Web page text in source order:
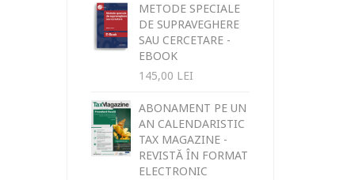
METODE SPECIALE
DE SUPRAVEGHERE
SAU CERCETARE -
EBOOK
145,00 LEI
ABONAMENT PE UN
AN CALENDARISTIC
TAX MAGAZINE -
REVISTĂ ÎN FORMAT
ELECTRONIC